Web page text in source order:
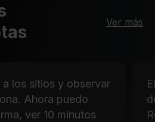
Ver más
los sitios y observar
Ahora puedo
ver 10 minutos